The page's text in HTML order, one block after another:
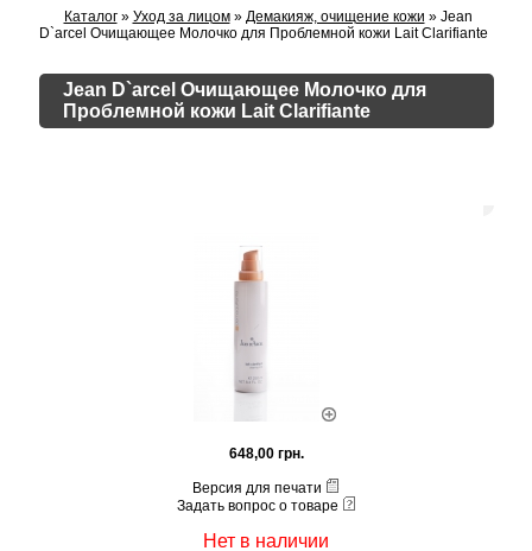
Каталог» Уход за лицом» Демакияж, очищение кожи » Jean
D`arcel Очищающее Молочко для Проблемной кожи Lait Clarifiante
Jean D`arcel Очищающее Молочко для
Проблемной кожи Lait Clarifiante
648,00 грн.
Версия для печати
Задать вопрос о товаре
Нет в наличии